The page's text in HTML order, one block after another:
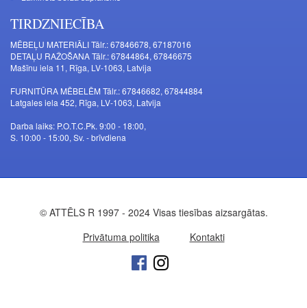
TIRDZNIECĪBA
MĒBEĻU MATERIĀLI Tālr.: 67846678, 67187016
DETAĻU RAŽOŠANA Tālr.: 67844864, 67846675
Mašīnu iela 11, Rīga, LV-1063, Latvija
FURNITŪRA MĒBELĒM Tālr.: 67846682, 67844884
Latgales iela 452, Rīga, LV-1063, Latvija
Darba laiks: P.O.T.C.Pk. 9:00 - 18:00,
S. 10:00 - 15:00, Sv. - brīvdiena
© ATTĒLS R 1997 - 2024 Visas tiesības aizsargātas.
Privātuma politika
Kontakti